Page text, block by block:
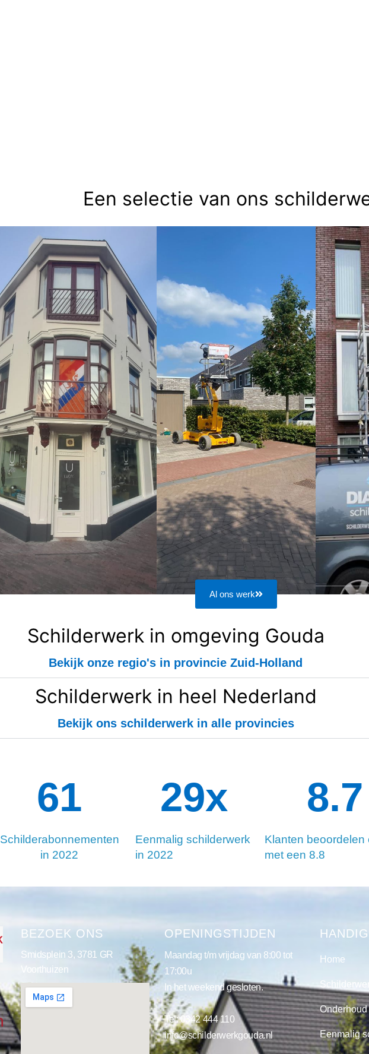
Een selectie van ons
Al ons werk
Schilderwerk in omgeving Gouda
Bekijk onze regio's in provincie Zuid-Holland
Schilderwerk in heel Nederland
Bekijk ons schilderwerk in alle provincies
Schilderabonnementen
in 2022
130
Eenmalig schilderwerk
in 2022
34x
Klanten beoordelen
met een 8.8
8.8
BEZOEK ONS
Smidsplein 3, 3781 GR
Voorthuizen
OPENINGSTIJDEN
Maandag t/m vrijdag van 8:00 tot
17:00u
In het weekend gesloten.
Tel:0342 444 110
info@schilderwerkgouda.nl
Home
Onderhoud
Eenmalig